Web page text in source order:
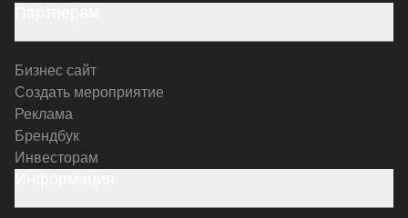
Бизнес сайт
Создать мероприятие
Реклама
Брендбук
Инвесторам